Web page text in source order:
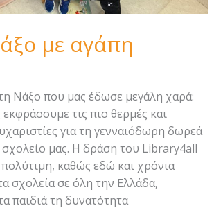
με αγάπη
Νάξο που μας έδωσε μεγάλη χαρά:
τις πιο θερμές και
για τη γενναιόδωρη δωρεά
μας. Η δράση του Library4all
πολύτιμη, καθώς εδώ και χρόνια
σχολεία σε όλη την Ελλάδα,
παιδιά τη δυνατότητα